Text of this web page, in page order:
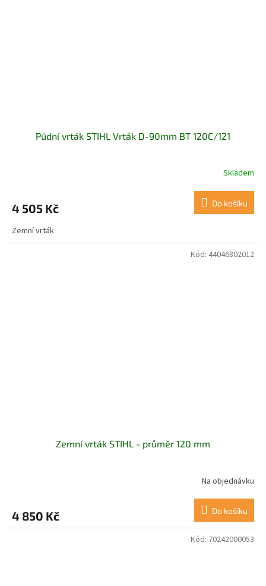
Půdní vrták STIHL Vrták D-90mm BT 120C/121
Skladem
4 505 Kč Do košíku
Zemní vrták
Zemní vrták STIHL - průměr 120 mm
Na objednávku
4 850 Kč Do košíku
Kód: 44046802012
Kód: 70242000053